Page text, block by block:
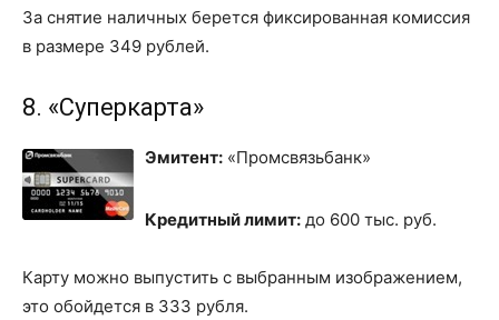
За снятие наличных берется фиксированная комиссия
в размере 349 рублей.
8. «Суперкарта»
Эмитент: «Промсвязьбанк»
Кредитный лимит: до 600 тыс. руб.
Карту можно выпустить с выбранным изображением,
это обойдется в 333 рубля.